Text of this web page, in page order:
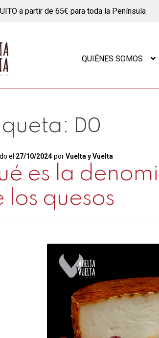
a partir de 65€ para toda la Península
QUIÉNES SOMOS
DO
el 27/10/2024 porVuelta y Vuelta
es la
los quesos